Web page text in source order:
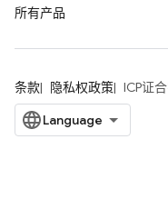
所有产品
条款 隐私权政策 ICP证